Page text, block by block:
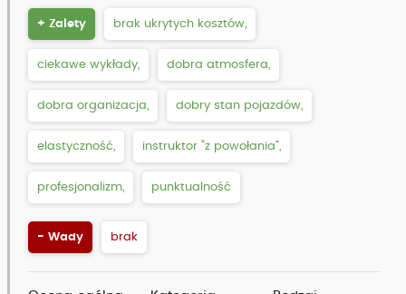
+ Zalety brak ukrytych kosztów,
ciekawe wykłady, dobra atmosfera,
dobra organizacja, dobry stan pojazdów,
elastyczność, instruktor “z powołania”,
profesjonalizm, punktualność
- Wady brak